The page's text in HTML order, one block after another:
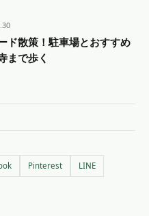
ド散策！駐車場とおすすめ
まで歩く
Pinterest LINE